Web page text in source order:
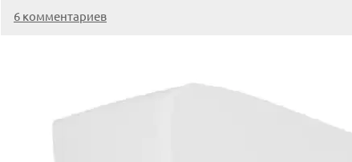
20.03.2025
admin
6 комментариев